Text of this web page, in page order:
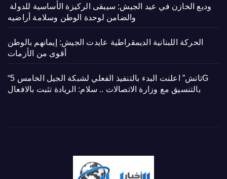
والضامن لوحدة الوطن وسلامة أراضيه
الحركة اللبنانية الديمقراطية عايدت الجيش: إيمانهم بالوطن
أقوى من الأزمات
“تاتش” اعلنت البدء بالتنفيذ الفعلي لشبكة الجيل الخامس 5G
بالتنسيق مع وزارة الاتصالات .. سلام: الريادة تثبت بالافعال